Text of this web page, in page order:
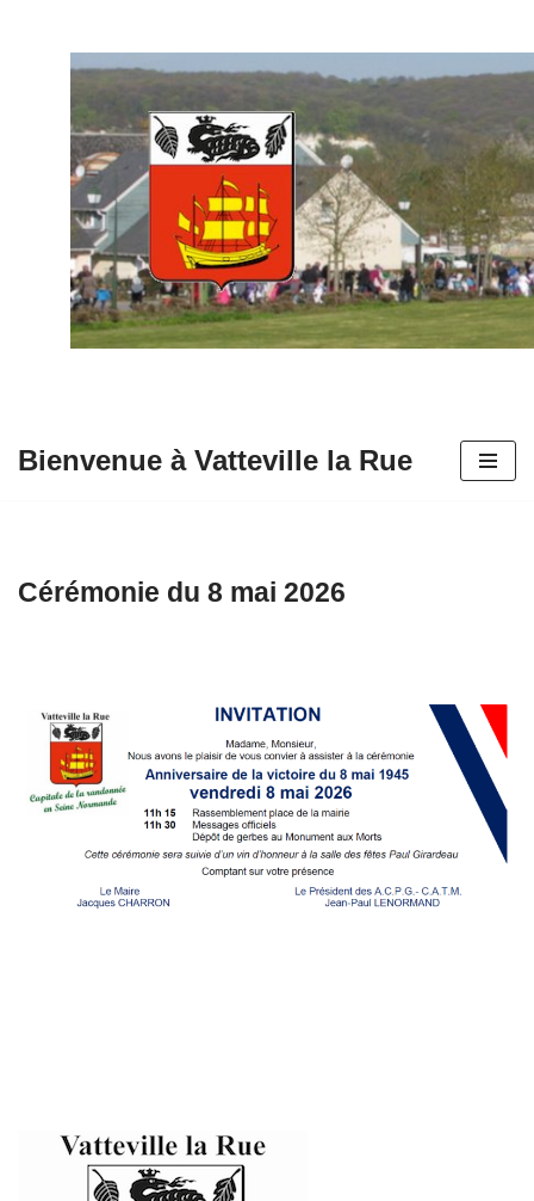
contenu
Bienvenue à Vatteville la Rue
Cérémonie du 8 mai 2026